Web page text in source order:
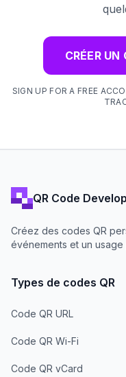
CRÉER UN
SIGN UP FOR A FREE
QR Code
Créez des codes QR
événements et un usage
Types de codes QR
Code QR URL
Code QR Wi-Fi
Code QR vCard